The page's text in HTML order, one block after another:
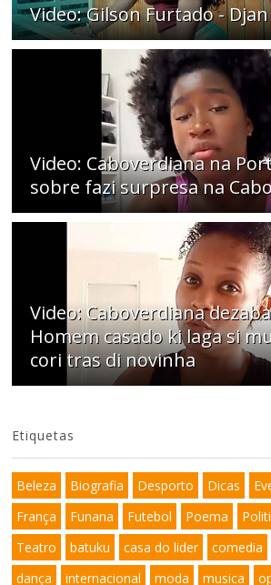
Video: Gilson Furtado -
Video: Caboverdiana na
sobre fazi surpresa na
Video: Caboverdiana
Homem casado ki laga si
cori tras di novinha
Etiquetas
Beleza Biografia Desporto Dicas
França
Funana Futebol Poema
Teatro
batuku casa do lider comedia
dança
internacional moda musica